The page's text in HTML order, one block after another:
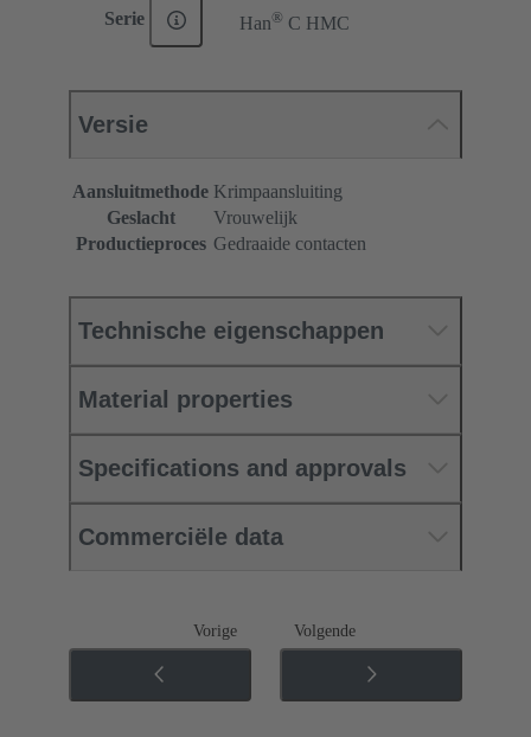
Serie Han® C HMC
Versie
Aansluitmethode Krimpaansluiting
Geslacht
Vrouwelijk
Productieproces Gedraaide contacten
Technische eigenschappen
Material properties
Specifications and approvals
Commerciële data
Vorige Volgende